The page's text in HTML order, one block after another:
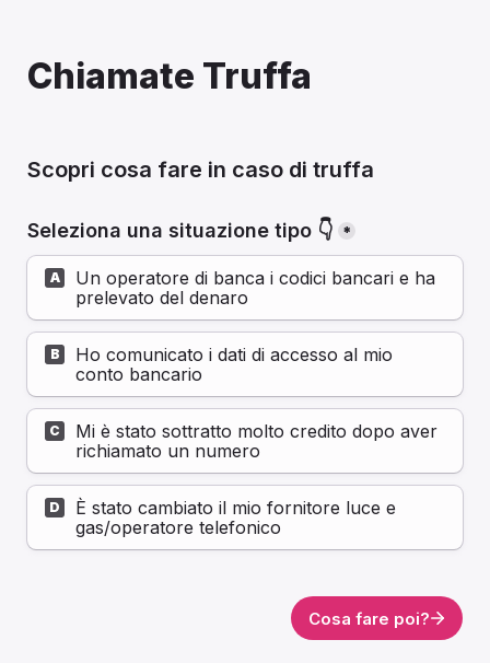
Chiamate Truffa
Scopri cosa fare in caso di truffa
Seleziona una situazione tipo 👇 *
A
Un operatore di banca i codici bancari e ha
prelevato del denaro
B
Ho comunicato i dati di accesso al mio
conto bancario
C
Mi è stato sottratto molto credito dopo aver
richiamato un numero
D
È stato cambiato il mio fornitore luce e
gas/operatore telefonico
Cosa fare poi?